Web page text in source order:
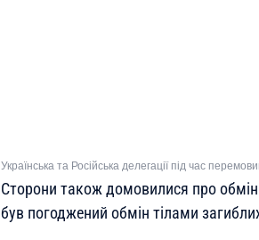
Українська та Російська делегації під час
Сторони також домовилися про обмін
був погоджений обмін тілами